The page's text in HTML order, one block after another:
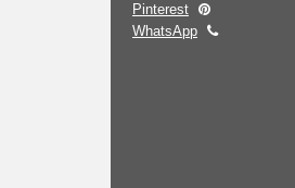
Pinterest
WhatsApp